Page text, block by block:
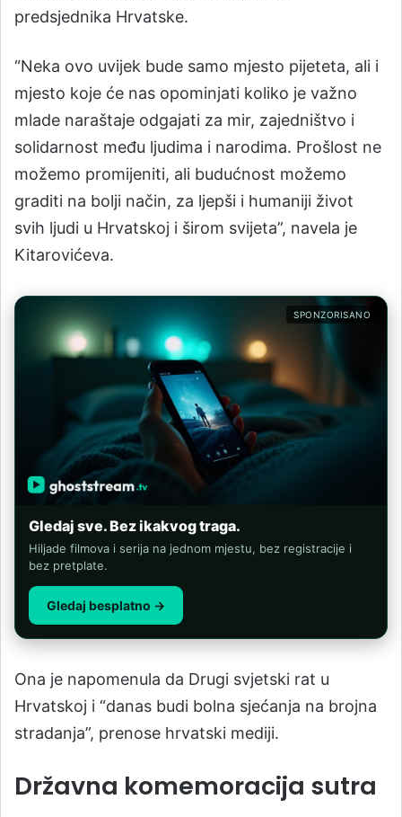
predsjednika Hrvatske.
“Neka ovo uvijek bude samo mjesto pijeteta, ali i
mjesto koje će nas opominjati koliko je važno
mlade naraštaje odgajati za mir, zajedništvo i
solidarnost među ljudima i narodima. Prošlost ne
možemo promijeniti, ali budućnost možemo
graditi na bolji način, za ljepši i humaniji život
svih ljudi u Hrvatskoj i širom svijeta”, navela je
Kitarovićeva.
SPONZORISANO
Gledaj sve. Bez ikakvog traga.
Hiljade filmova i serija na jednom mjestu, bez registracije i
bez pretplate.
Gledaj besplatno →
Ona je napomenula da Drugi svjetski rat u
Hrvatskoj i “danas budi bolna sjećanja na brojna
stradanja”, prenose hrvatski mediji.
Državna komemoracija sutra